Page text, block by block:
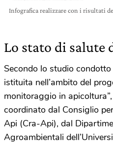
Infografica realizzare con i risultati
Lo stato di salute
Secondo lo studio
istituita nell’ambito del
monitoraggio in
coordinato dal Consiglio
Api (Cra-Api), dal
Agroambientali